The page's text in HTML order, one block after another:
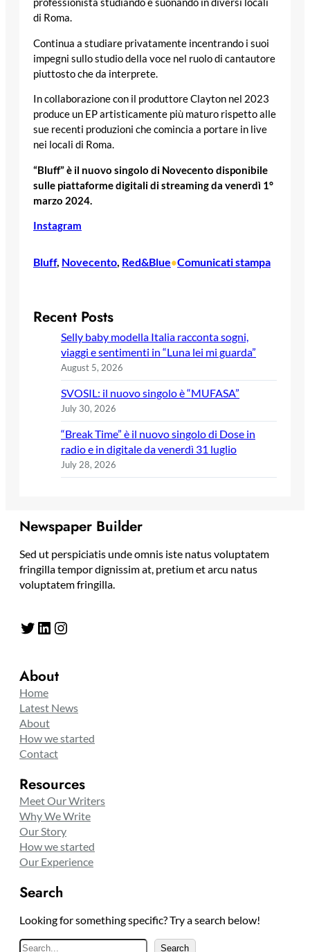
professionista studiando e suonando in diversi locali
di Roma.
Continua a studiare privatamente incentrando i suoi
impegni sullo studio della voce nel ruolo di cantautore
piuttosto che da interprete.
In collaborazione con il produttore Clayton nel 2023
produce un EP artisticamente più maturo rispetto alle
sue recenti produzioni che comincia a portare in live
nei locali di Roma.
“Bluff” è il nuovo singolo di Novecento disponibile
sulle piattaforme digitali di streaming da venerdì 1°
marzo 2024.
Instagram
Bluff, Novecento, Red&Blue•Comunicati stampa
Recent Posts
Selly baby modella Italia racconta sogni,
viaggi e sentimenti in “Luna lei mi guarda”
August 5, 2026
SVOSIL: il nuovo singolo è “MUFASA”
July 30, 2026
“Break Time” è il nuovo singolo di Dose in
radio e in digitale da venerdì 31 luglio
July 28, 2026
Newspaper Builder
Sed ut perspiciatis unde omnis iste natus voluptatem
fringilla tempor dignissim at, pretium et arcu natus
voluptatem fringilla.
Twitter LinkedIn Instagram
About
Home
Latest News
About
How we started
Contact
Resources
Meet Our Writers
Why We Write
Our Story
How we started
Our Experience
Search
Looking for something specific? Try a search below!
S Search